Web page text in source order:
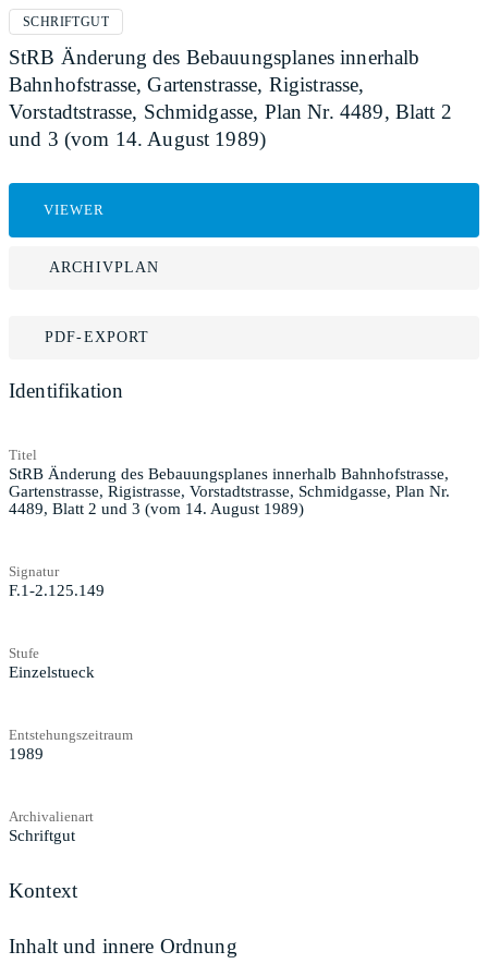
SCHRIFTGUT
StRB Änderung des Bebauungsplanes innerhalb
Bahnhofstrasse, Gartenstrasse, Rigistrasse,
Vorstadtstrasse, Schmidgasse, Plan Nr. 4489, Blatt 2
und 3 (vom 14. August 1989)
VIEWER
ARCHIVPLAN
PDF-EXPORT
Identifikation
Titel
StRB Änderung des Bebauungsplanes innerhalb Bahnhofstrasse,
Gartenstrasse, Rigistrasse, Vorstadtstrasse, Schmidgasse, Plan Nr.
4489, Blatt 2 und 3 (vom 14. August 1989)
Signatur
F.1-2.125.149
Stufe
Einzelstueck
Entstehungszeitraum
1989
Archivalienart
Schriftgut
Kontext
Inhalt und innere Ordnung